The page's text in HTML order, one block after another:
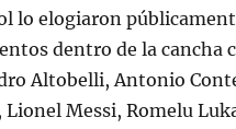
lo elogiaron
dentro de la cancha
Altobelli, Antonio
Messi, Romelu